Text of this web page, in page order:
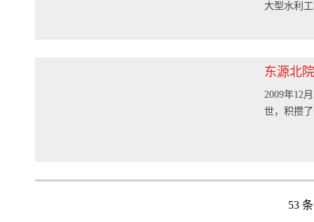
大型水利
东源北
2009年12
世，积攒
53